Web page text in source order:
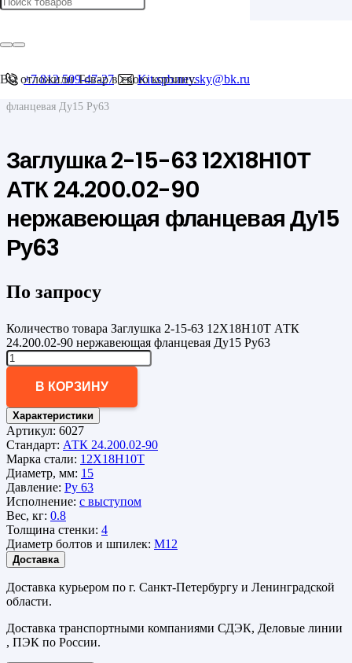
+7 812 509-47-27 Kit.spb.nevsky@bk.ru
Вы отложилиТоварв свою корзину.
Главная
/
фланцевая Ду15 Ру63
Заглушка 2-15-63 12Х18Н10Т
АТК 24.200.02-90
нержавеющая фланцевая Ду15
Ру63
По запросу
Количество товара Заглушка 2-15-63 12Х18Н10Т АТК
24.200.02-90 нержавеющая фланцевая Ду15 Ру63
В КОРЗИНУ
Характеристики
Артикул: 6027
Стандарт: АТК 24.200.02-90
Марка стали: 12Х18Н10Т
Диаметр, мм: 15
Давление: Ру 63
Исполнение: с выступом
Вес, кг: 0.8
Толщина стенки: 4
Диаметр болтов и шпилек: М12
Доставка
Доставка курьером по г. Санкт-Петербургу и Ленинградской
области.
Доставка транспортными компаниями СДЭК, Деловые линии
, ПЭК по России.